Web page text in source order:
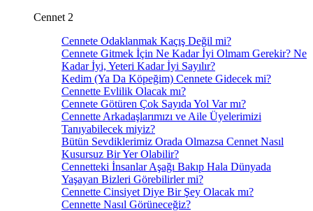
Cennet 2
Cennete Odaklanmak Kaçış Değil mi?
Cennete Gitmek İçin Ne Kadar İyi Olmam Gerekir? Ne
Kadar İyi, Yeteri Kadar İyi Sayılır?
Kedim (Ya Da Köpeğim) Cennete Gidecek mi?
Cennette Evlilik Olacak mı?
Cennete Götüren Çok Sayıda Yol Var mı?
Cennette Arkadaşlarımızı ve Aile Üyelerimizi
Tanıyabilecek miyiz?
Bütün Sevdiklerimiz Orada Olmazsa Cennet Nasıl
Kusursuz Bir Yer Olabilir?
Cennetteki İnsanlar Aşağı Bakıp Hala Dünyada
Yaşayan Bizleri Görebilirler mi?
Cennette Cinsiyet Diye Bir Şey Olacak mı?
Cennette Nasıl Görüneceğiz?